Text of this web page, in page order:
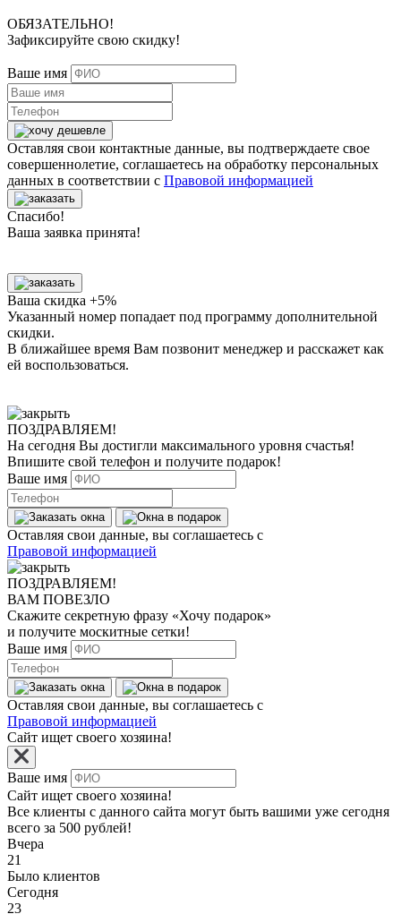
ОБЯЗАТЕЛЬНО!
Зафиксируйте свою скидку!
Ваше имя
Оставляя свои контактные данные, вы подтверждаете свое
совершеннолетие, соглашаетесь на обработку персональных
данных в соответствии с Правовой информацией
Спасибо!
Ваша заявка принята!
Ваша скидка +5%
Указанный номер попадает под программу дополнительной
скидки.
В ближайшее время Вам позвонит менеджер и расскажет как
ей воспользоваться.
ПОЗДРАВЛЯЕМ!
На сегодня Вы достигли максимального уровня счастья!
Впишите свой телефон и получите подарок!
Ваше имя
Оставляя свои данные, вы соглашаетесь с
Правовой информацией
ПОЗДРАВЛЯЕМ!
ВАМ ПОВЕЗЛО
Скажите секретную фразу «Хочу подарок»
и получите москитные сетки!
Ваше имя
Оставляя свои данные, вы соглашаетесь с
Правовой информацией
Сайт ищет своего хозяина!
Ваше имя
Сайт ищет своего хозяина!
Все клиенты с данного сайта могут быть вашими уже сегодня
всего за 500 рублей!
Вчера
21
Было клиентов
Сегодня
23